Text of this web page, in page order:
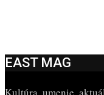
EAST MAG
Kultúra, umenie,